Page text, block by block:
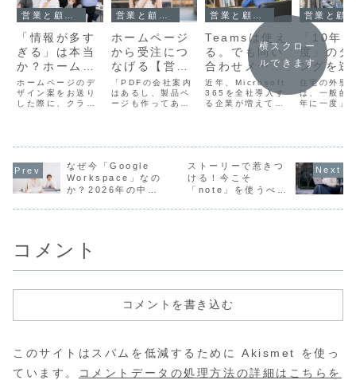
「情報が多す
ぎる」は本当
か？ホームペ
ージ設計で考
えるべき「情
報量」の正解
ホームページのデ
ザイン案をお送り
した際に、クライ
か？もっとシンプ
ルにできません
か？」というもの
です。特に、コー
ホームページ
から受注につ
なげる【営業
資料ページ】
の作り方
「PDFの会社案内
はあるし、製品ペ
ージも作ってあ
説明を1ページに
集約した“営業資料
ページ”です。営業
担当が口頭やスラ
Teamsは使え
る。でも問い
合わせメール
は大丈夫？
Microsoft
365導入時の
近年、Microsoft
365を全社導入す
る企業が増えてい
メール・スケジュ
ール管理、オンラ
イン会議環境の整
備など、そのメリ
「10年
度」のタ
ングを逃
い！外壁
業の営業
える顧客
住宅の外壁
は、一般的
年に一度」
ーズが発生
込み客”でも
です。しか
の塗装店で
横スクロー
ルできます
なぜ今「Google
Workspace」なの
か？2026年の中小
ストーリーで惹きつ
ける！今こそ
「note」を使うべき
コメント
コメントを書き込む
このサイトはスパムを低減するために Akismet を使っ
ています。
コメントデータの処理方法の詳細はこちらを